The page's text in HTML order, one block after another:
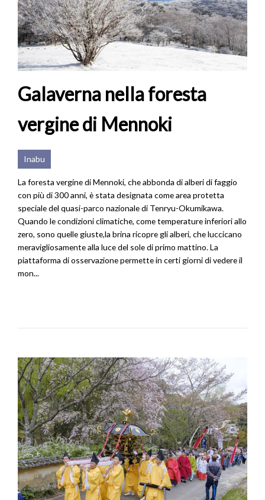
Galaverna nella foresta
vergine di Mennoki
Inabu
La foresta vergine di Mennoki, che abbonda di alberi di faggio
con più di 300 anni, è stata designata come area protetta
speciale del quasi-parco nazionale di Tenryu-Okumikawa.
Quando le condizioni climatiche, come temperature inferiori allo
zero, sono quelle giuste,la brina ricopre gli alberi, che luccicano
meravigliosamente alla luce del sole di primo mattino. La
piattaforma di osservazione permette in certi giorni di vedere il
mon...